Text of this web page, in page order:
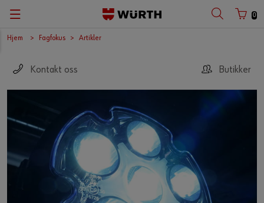
0
Hjem Fagfokus Artikler
Kontakt oss Butikker